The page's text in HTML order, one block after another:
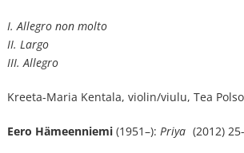
I. Allegro non molto
II. Largo
III. Allegro
Kreeta-Maria Kentala, violin/viulu, Tea
Eero Hämeenniemi (1951–): Priya (2012)